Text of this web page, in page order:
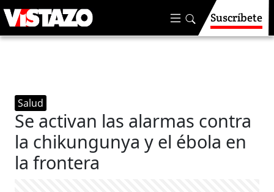
Suscríbete
Salud
Se activan las alarmas contra
la chikungunya y el ébola en
la frontera